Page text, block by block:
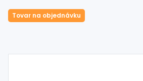
Bránovésystémy
Tovar na objednávku